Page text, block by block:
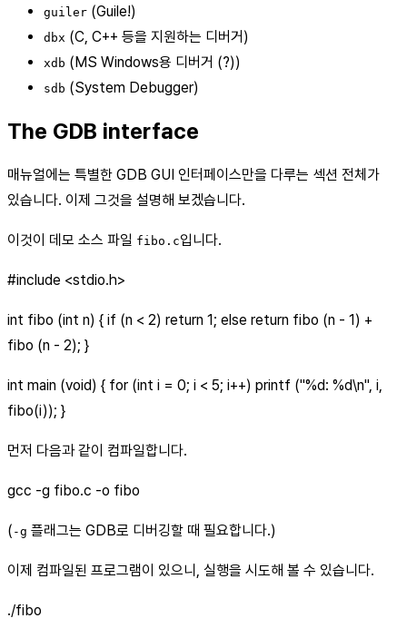
guiler (Guile!)
dbx (C, C++ 등을 지원하는 디버거)
xdb (MS Windows용 디버거 (?))
sdb (System Debugger)
The GDB interface
매뉴얼에는 특별한 GDB GUI 인터페이스만을 다루는 섹션 전체가
있습니다. 이제 그것을 설명해 보겠습니다.
이것이 데모 소스 파일 fibo.c입니다.
#include <stdio.h>
int fibo (int n) { if (n < 2) return 1; else return fibo (n - 1) +
fibo (n - 2); }
int main (void) { for (int i = 0; i < 5; i++) printf ("%d: %d\n", i,
fibo(i)); }
먼저 다음과 같이 컴파일합니다.
gcc -g fibo.c -o fibo
( -g 플래그는 GDB로 디버깅할 때 필요합니다.)
이제 컴파일된 프로그램이 있으니, 실행을 시도해 볼 수 있습니다.
./fibo